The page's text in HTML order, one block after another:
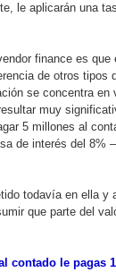
le aplicarán una
finance es que
de otros tipos
se concentra
muy
5 millones al
de interés del 8%
todavía en ella y
que parte del
contado le pagas